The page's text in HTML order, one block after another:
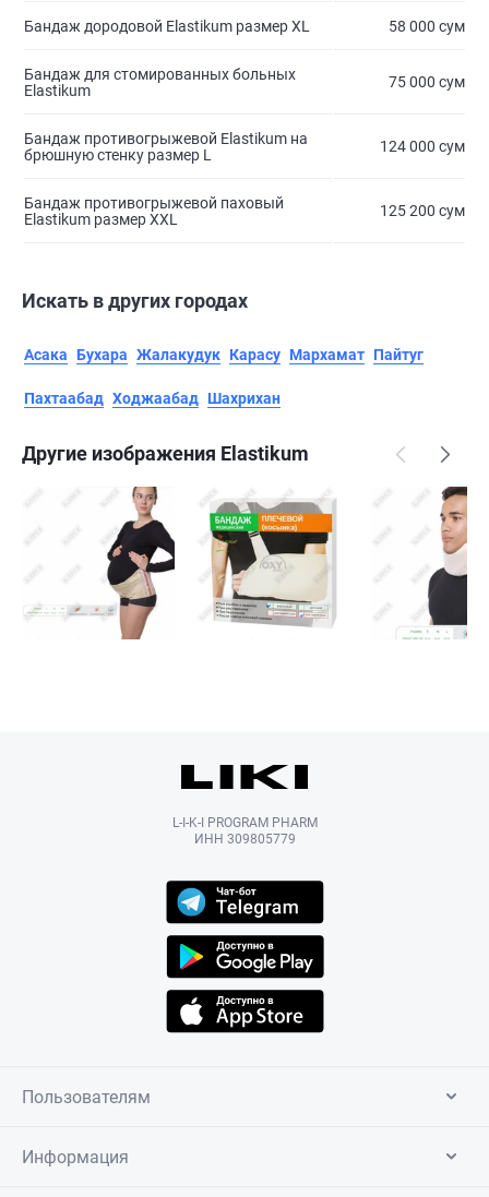
Бандаж дородовой Elastikum размер XL 58 000 сум
Бандаж для стомированных больных
Elastikum
75 000 сум
Бандаж противогрыжевой Elastikum на
брюшную стенку размер L
124 000 сум
Бандаж противогрыжевой паховый
Elastikum размер XXL
125 200 сум
Искать в других городах
Асака Бухара Жалакудук Карасу Мархамат Пайтуг
Пахтаабад Ходжаабад Шахрихан
Другие изображения Elastikum
L-I-K-I PROGRAM PHARM
ИНН 309805779
Пользователям
Информация